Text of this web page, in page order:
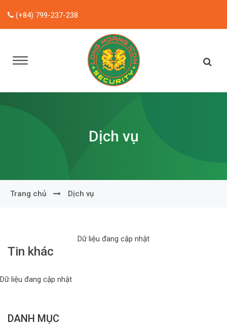
(+84) 799-237-238
Dịch vụ
Trang chủ Dịch vụ
Dữ liệu đang cập nhật
Tin khác
Dữ liệu đang cập nhật
DANH MỤC